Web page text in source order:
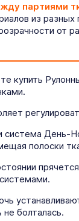
партиями
из
от
купить
система День-
полоски
болталась.